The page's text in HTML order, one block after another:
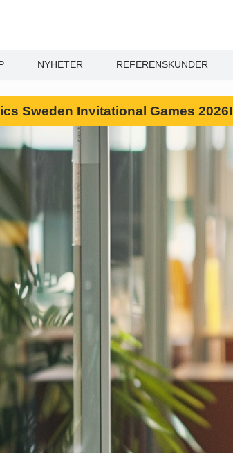
NYHETER REFERENSKUNDER
Sweden Invitational Games 2026!